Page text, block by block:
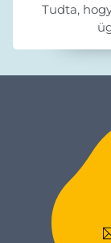
Tudta,